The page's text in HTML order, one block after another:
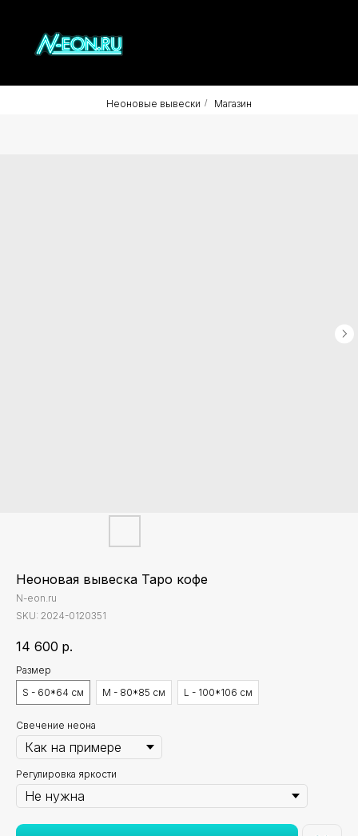
Неоновые вывески / Магазин
Неоновая вывеска Таро кофе
N-eon.ru
SKU: 2024-0120351
14 600 р.
Размер
S - 60*64 см
M - 80*85 см L - 100*106 см
Свечение неона
Регулировка яркости